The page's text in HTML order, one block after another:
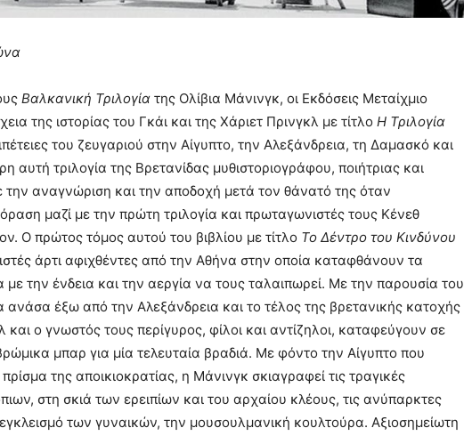
ΒΙΒΛΙΟ
ΚΑΙ
ΤΙΣ
ΤΕΧΝΕΣ
Βαλκανική Τριλογία της Ολίβια Μάνινγκ, οι Εκδόσεις Μεταίχμιο
της ιστορίας του Γκάι και της Χάριετ Πρινγκλ με τίτλο Η Τριλογία
του ζευγαριού στην Αίγυπτο, την Αλεξάνδρεια, τη Δαμασκό και
αυτή τριλογία της Βρετανίδας μυθιστοριογράφου, ποιήτριας και
την αναγνώριση και την αποδοχή μετά τον θάνατό της όταν
μαζί με την πρώτη τριλογία και πρωταγωνιστές τους Κένεθ
Ο πρώτος τόμος αυτού του βιβλίου με τίτλο Το Δέντρο του Κινδύνου
άρτι αφιχθέντες από την Αθήνα στην οποία καταφθάνουν τα
την ένδεια και την αεργία να τους ταλαιπωρεί. Με την παρουσία του
ανάσα έξω από την Αλεξάνδρεια και το τέλος της βρετανικής κατοχής
και ο γνωστός τους περίγυρος, φίλοι και αντίζηλοι, καταφεύγουν σε
μπαρ για μία τελευταία βραδιά. Με φόντο την Αίγυπτο που
της αποικιοκρατίας, η Μάνινγκ σκιαγραφεί τις τραγικές
στη σκιά των ερειπίων και του αρχαίου κλέους, τις ανύπαρκτες
των γυναικών, την μουσουλμανική κουλτούρα. Αξιοσημείωτη